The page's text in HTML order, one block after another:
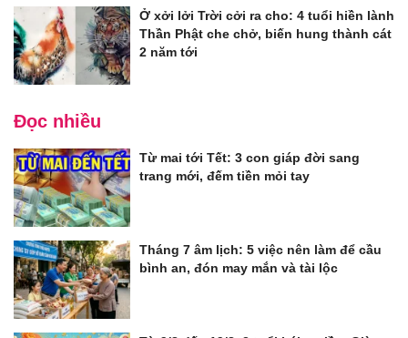
Ở xởi lởi Trời cởi ra cho: 4 tuổi hiền lành
Thần Phật che chở, biến hung thành cát
2 năm tới
Đọc nhiều
Từ mai tới Tết: 3 con giáp đời sang
trang mới, đếm tiền mỏi tay
Tháng 7 âm lịch: 5 việc nên làm để cầu
bình an, đón may mắn và tài lộc